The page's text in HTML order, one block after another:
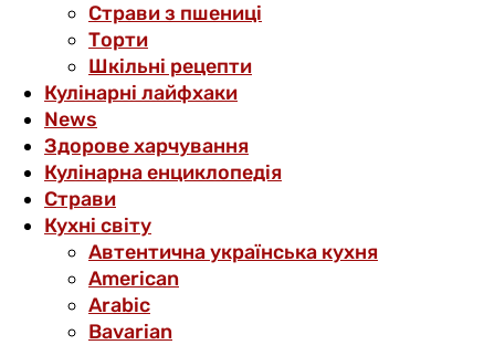
Страви з пшениці
Торти
Шкільні рецепти
Кулінарні лайфхаки
News
Здорове харчування
Кулінарна енциклопедія
Страви
Кухні світу
Автентична українська кухня
American
Arabic
Bavarian